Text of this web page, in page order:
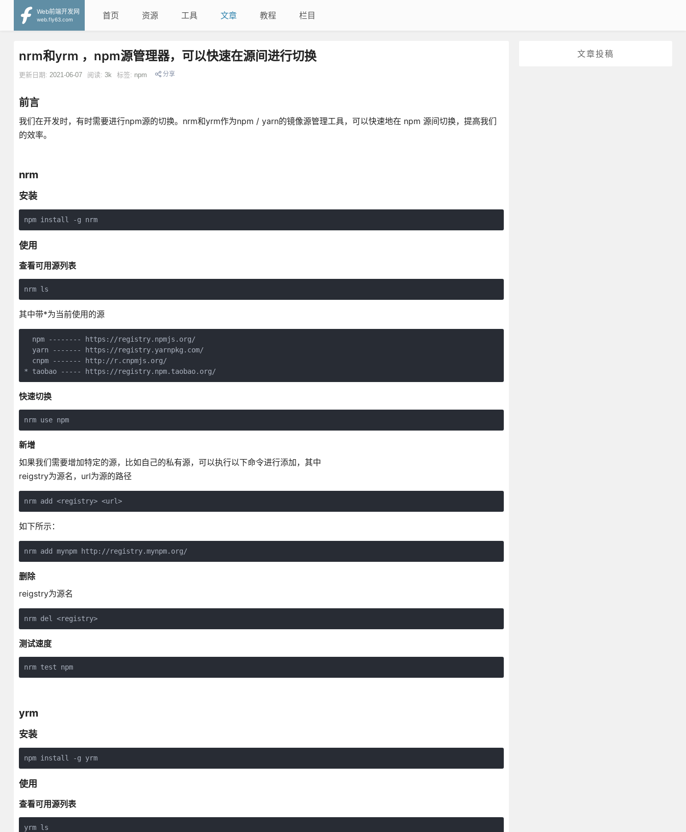
Web前端开发网
web.fly63.com
首页 资源 工具 文章 教程 栏目
文章投稿
nrm和yrm ，npm源管理器，可以快速在源间进行切换
更新日期: 2021-06-07 阅读: 3k 标签: npm 分享
前言
我们在开发时，有时需要进行npm源的切换。nrm和yrm作为npm / yarn的镜像源管理工具，可以快速地在 npm 源间切换，提高我们
的效率。
nrm
安装
npm install -g nrm
使用
查看可用源列表
nrm ls
其中带*为当前使用的源
  npm -------- https://registry.npmjs.org/
  yarn ------- https://registry.yarnpkg.com/
  cnpm ------- http://r.cnpmjs.org/
* taobao ----- https://registry.npm.taobao.org/
快速切换
nrm use npm
新增
如果我们需要增加特定的源，比如自己的私有源，可以执行以下命令进行添加，其中
reigstry为源名，url为源的路径
nrm add <registry> <url>
如下所示：
nrm add mynpm http://registry.mynpm.org/
删除
reigstry为源名
nrm del <registry>
测试速度
nrm test npm
yrm
安装
npm install -g yrm
使用
查看可用源列表
yrm ls